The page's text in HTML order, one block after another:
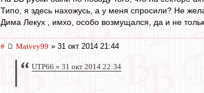
Типо, я здесь нахожусь, а у меня спросили? Не
Дима Лекух , имхо, особо возмущался, да и не
# Matvey99 » 31 окт 2014 21:44
UTP66 » 31 окт 2014 22:34